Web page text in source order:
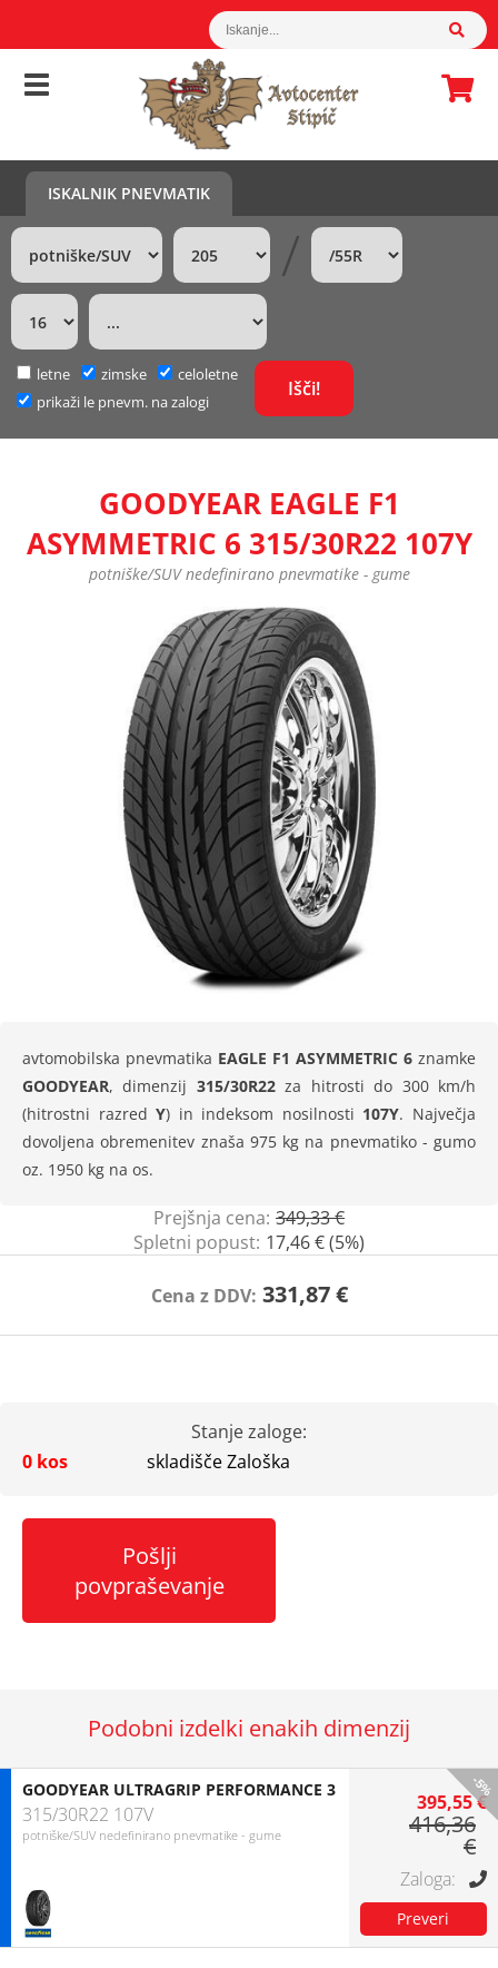
ISKALNIK PNEVMATIK
/
letne zimske
celoletne
prikaži le pnevm. na zalogi
GOODYEAR EAGLE F1
ASYMMETRIC 6 315/30R22 107Y
potniške/SUV nedefinirano pnevmatike - gume
avtomobilska pnevmatika EAGLE F1 ASYMMETRIC 6 znamke
GOODYEAR, dimenzij 315/30R22za hitrosti do 300 km/h
(hitrostni razredY) in indeksom nosilnosti 107Y. Največja
dovoljena obremenitev znaša 975 kg na pnevmatiko - gumo
oz. 1950 kg na os.
Prejšnja cena: 349,33 €
Spletni popust: 17,46 € (5%)
Cena z DDV: 331,87 €
Stanje zaloge:
0 kos
skladišče Zaloška
Pošlji
povpraševanje
Podobni izdelki enakih dimenzij
-5%
GOODYEAR ULTRAGRIP PERFORMANCE 3
315/30R22 107V
potniške/SUV nedefinirano pnevmatike - gume
395,55 €
416,36
€